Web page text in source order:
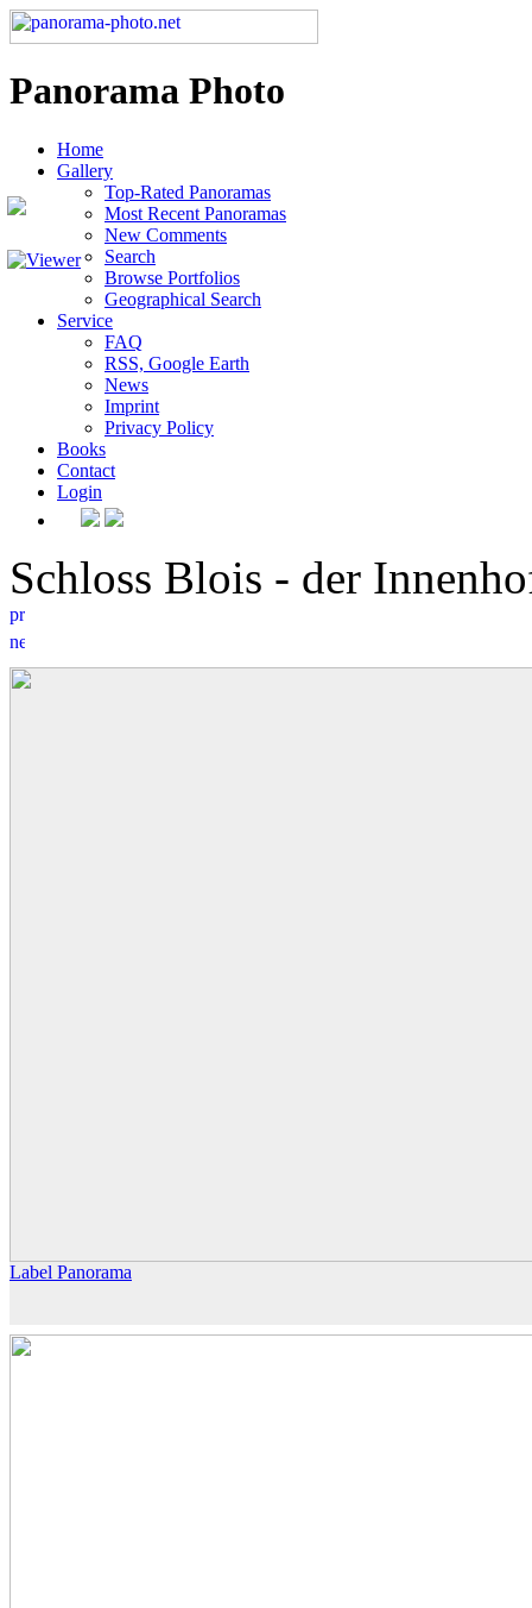
Panorama Photo
Home
Gallery
Top-Rated Panoramas
Most Recent Panoramas
New Comments
Search
Browse Portfolios
Geographical Search
Service
FAQ
RSS, Google Earth
News
Imprint
Privacy Policy
Books
Contact
Login
Schloss Blois - der
Label Panorama